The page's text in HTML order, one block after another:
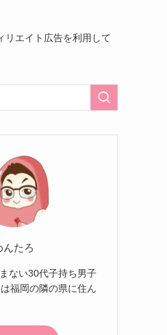
エイト広告を利用して
んたろ
ない30代子持ち男子
福岡の隣の県に住ん